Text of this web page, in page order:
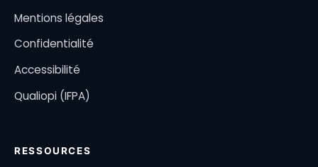
Mentions légales
Confidentialité
Accessibilité
Qualiopi (IFPA)
RESSOURCES